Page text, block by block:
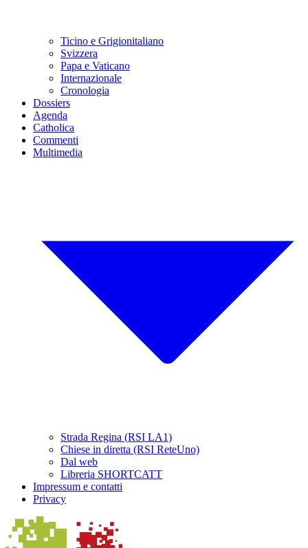
Ticino e Grigionitaliano
Svizzera
Papa e Vaticano
Internazionale
Cronologia
Dossiers
Agenda
Catholica
Commenti
Multimedia
Strada Regina (RSI LA1)
Chiese in diretta (RSI ReteUno)
Dal web
Libreria SHORTCATT
Impressum e contatti
Privacy